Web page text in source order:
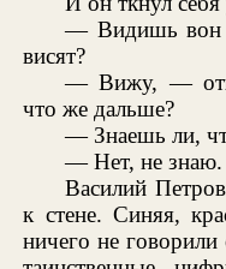
— Видишь вон
висят?
— Вижу, —
что же дальше?
— Знаешь ли,
— Нет, не знаю.
Василий
к стене. Синяя,
ничего не говорили